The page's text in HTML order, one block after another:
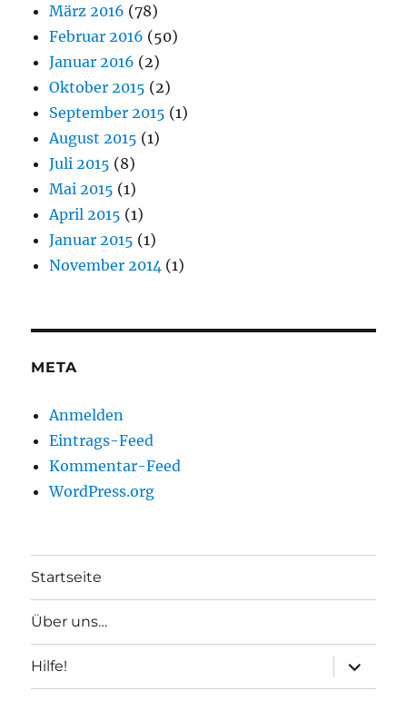
März 2016 (78)
Februar 2016 (50)
Januar 2016 (2)
Oktober 2015 (2)
September 2015 (1)
August 2015 (1)
Juli 2015 (8)
Mai 2015 (1)
April 2015 (1)
Januar 2015 (1)
November 2014 (1)
META
Anmelden
Eintrags-Feed
Kommentar-Feed
WordPress.org
Startseite
Über uns…
Hilfe!
anzeigen